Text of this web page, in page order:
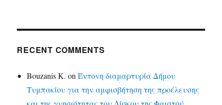
RECENT COMMENTS
Bouzanis K. onΈντονη διαμαρτυρία Δήμου
Τυμπακίου για την αμφισβήτηση της προέλευσης